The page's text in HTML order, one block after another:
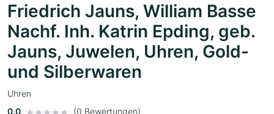
Friedrich Jauns, William Basse
Nachf. Inh. Katrin Epding, geb.
Jauns, Juwelen, Uhren, Gold-
und Silberwaren
Uhren
0.0
(0 Bewertungen)